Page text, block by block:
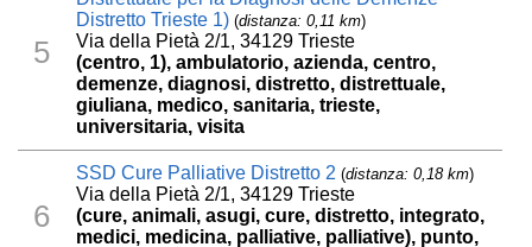
5
Distretto Trieste 1) (distanza: 0,11 km)
Via della Pietà 2/1, 34129 Trieste
(centro, 1), ambulatorio, azienda, centro,
demenze, diagnosi, distretto, distrettuale,
giuliana, medico, sanitaria, trieste,
universitaria, visita
6
SSD Cure Palliative Distretto 2 (distanza: 0,18 km)
Via della Pietà 2/1, 34129 Trieste
(cure, animali, asugi, cure, distretto, integrato,
medici, medicina, palliative, palliative), punto,